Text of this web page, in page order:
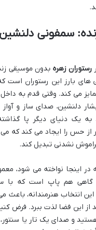
سمفونی
رستوران زهرهبدون موسیقی
های بارز این رستوران است
می کند. وقتی قدم به داخل
دلنشین، صدای ساز و
یک دنیای دیگر پا
از حس را ایجاد می کند که می
نشدنی تبدیل کند.
اینجا نواخته می شود،
گاهی هم پاپ است که با
انتخاب هنرمندانه، باعث
از این فضا لذت ببرد. فرض
و صدای یک تار یا